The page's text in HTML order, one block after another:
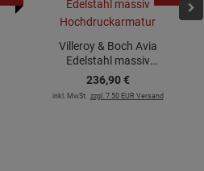
Villeroy & Boch Avia
Edelstahl massiv
Hochdruckarmatur
236,90 €
inkl. MwSt. zzgl. 7.50 EUR Versand